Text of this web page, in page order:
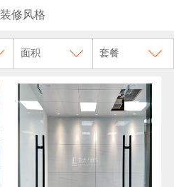
装修风格
面积 套餐